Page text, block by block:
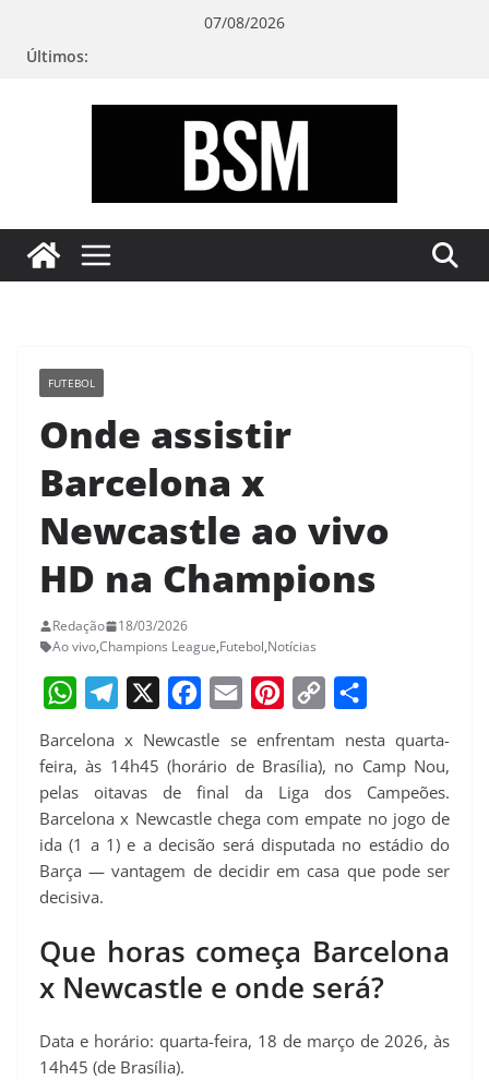
07/08/2026
Últimos:
sua
Mente
FUTEBOL
Onde assistir
Barcelona x
Newcastle ao vivo
HD na Champions
Redação
18/03/2026
Ao vivo,Champions League,Futebol,Notícias
h
a
t
s
A
p
e
e
g
r
m
a
c
e
b
k
m
a
i
l
i
n
t
e
s
t
o
p
y
L
k
h
a
r
e
Barcelona x Newcastle se enfrentam nesta quarta-
feira, às 14h45 (horário de Brasília), no Camp Nou,
pelas oitavas de final da Liga dos Campeões.
Barcelona x Newcastle chega com empate no jogo de
ida (1 a 1) e a decisão será disputada no estádio do
Barça — vantagem de decidir em casa que pode ser
decisiva.
Que horas começa Barcelona
x Newcastle e onde será?
Data e horário: quarta-feira, 18 de março de 2026, às
14h45 (de Brasília).